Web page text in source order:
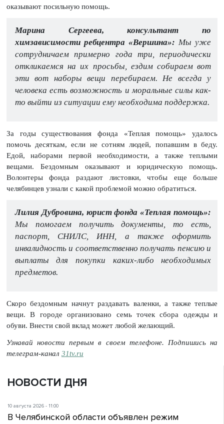
оказывают посильную помощь.
Марина Сергеева, консультант по
химзависимости ребцентра «Вершина»: Мы уже
сотрудничаем примерно года три, периодически
откликаемся на их просьбы, ездим собираем вот
эти вот наборы вещи перебираем. Не всегда у
человека есть возможность и моральные силы как-
то выйти из ситуации ему необходима поддержка.
За годы существования фонда «Теплая помощь» удалось
помочь десяткам, если не сотням людей, попавшим в беду.
Едой, наборами первой необходимости, а также теплыми
вещами. Бездомным оказывают и юридическую помощь.
Волонтеры фонда раздают листовки, чтобы еще больше
челябинцев узнали с какой проблемой можно обратиться.
Лилия Дубровина, юрист фонда «Теплая помощь»:
Мы помогаем получить документы, то есть,
паспорт, СНИЛС, ИНН, а также оформить
инвалидность и соответственно получать пенсию и
выплаты для покупки каких-либо необходимых
предметов.
Скоро бездомным начнут раздавать валенки, а также теплые
вещи. В городе организовано семь точек сбора одежды и
обуви. Внести свой вклад может любой желающий.
Узнавай новости первым в своем телефоне. Подпишись на
телеграм-канал 31tv.ru
НОВОСТИ ДНЯ
10 августа 2026 - 11:00
В Челябинской области объявлен режим